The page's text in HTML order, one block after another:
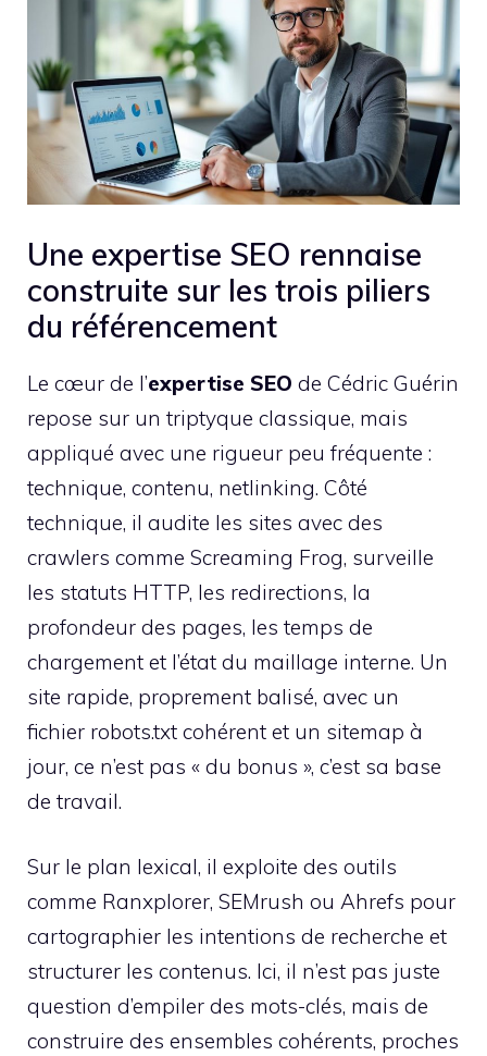
Une expertise SEO rennaise
construite sur les trois piliers
du référencement
Le cœur de l’expertise SEO de Cédric Guérin
repose sur un triptyque classique, mais
appliqué avec une rigueur peu fréquente :
technique, contenu, netlinking. Côté
technique, il audite les sites avec des
crawlers comme Screaming Frog, surveille
les statuts HTTP, les redirections, la
profondeur des pages, les temps de
chargement et l’état du maillage interne. Un
site rapide, proprement balisé, avec un
fichier robots.txt cohérent et un sitemap à
jour, ce n’est pas « du bonus », c’est sa base
de travail.
Sur le plan lexical, il exploite des outils
comme Ranxplorer, SEMrush ou Ahrefs pour
cartographier les intentions de recherche et
structurer les contenus. Ici, il n’est pas juste
question d’empiler des mots-clés, mais de
construire des ensembles cohérents, proches